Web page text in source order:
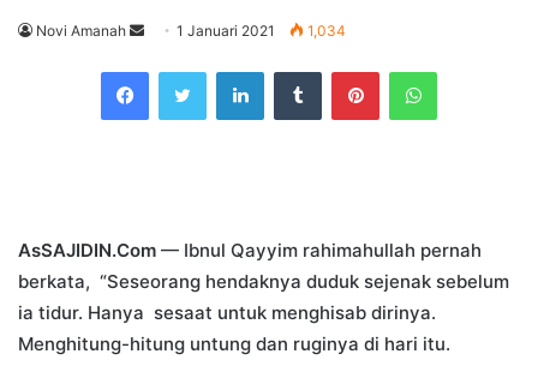
Novi Amanah
Send
email
1 Januari 2021 1,034
FacebookTwitterLinkedInTumblrPinterestWhatsApp
AsSAJIDIN.Com — Ibnul Qayyim rahimahullah pernah
berkata, “Seseorang hendaknya duduk sejenak sebelum
ia tidur. Hanya sesaat untuk menghisab dirinya.
Menghitung-hitung untung dan ruginya di hari itu.